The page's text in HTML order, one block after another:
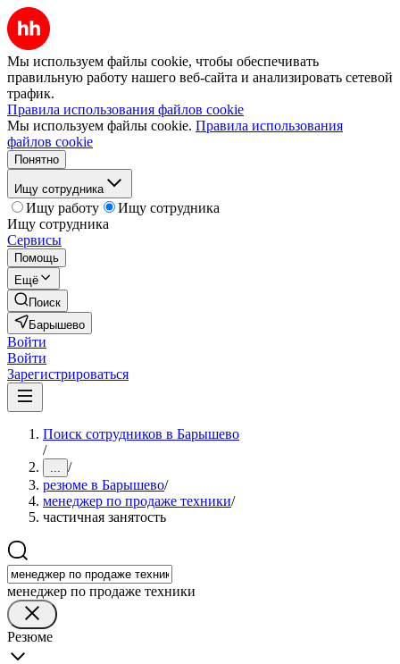
Мы используем файлы cookie, чтобы обеспечивать
правильную работу нашего веб-сайта и анализировать сетевой
трафик.
Правила использования файлов cookie
Мы используем файлы cookie. Правила использования
файлов cookie
Понятно
Ищу сотрудника
Ищу работу
Ищу сотрудника
Ищу сотрудника
Сервисы
Помощь
Ещё
Поиск
Барышево
Войти
Войти
Зарегистрироваться
Поиск сотрудников в Барышево
/
... /
резюме в Барышево/
менеджер по продаже техники/
частичная занятость
менеджер по продаже техники
Резюме